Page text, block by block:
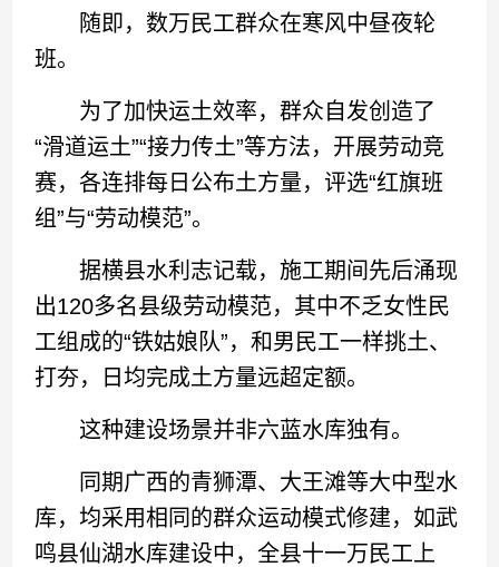
随即，数万民工群众在寒风中昼夜轮
班。
为了加快运土效率，群众自发创造了
“滑道运土”“接力传土”等方法，开展劳动竞
赛，各连排每日公布土方量，评选“红旗班
组”与“劳动模范”。
据横县水利志记载，施工期间先后涌现
出120多名县级劳动模范，其中不乏女性民
工组成的“铁姑娘队”，和男民工一样挑土、
打夯，日均完成土方量远超定额。
这种建设场景并非六蓝水库独有。
同期广西的青狮潭、大王滩等大中型水
库，均采用相同的群众运动模式修建，如武
鸣县仙湖水库建设中，全县十一万民工上